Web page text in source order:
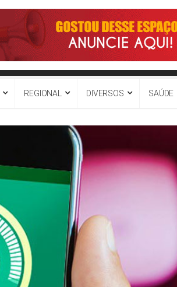
REGIONAL DIVERSOS SAÚDE